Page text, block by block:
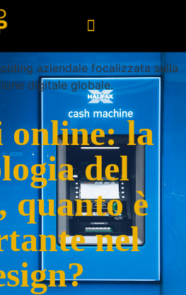
online: la
del
quanto è
nel